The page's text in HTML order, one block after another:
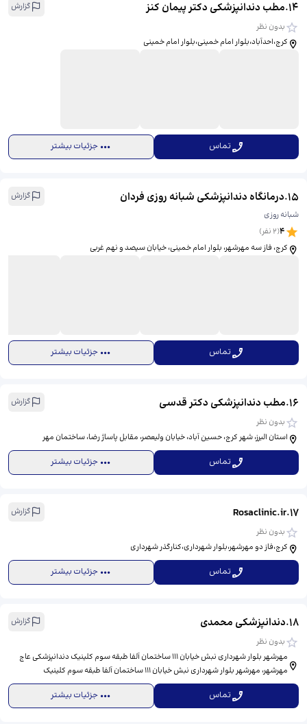
14
.مطب دندانپزشکی دکتر پیمان کنز
گزارش
بدون نظر
کرج،احدآباد،بلوار امام خمینی،بلوار امام خمینی
تماس جزئیات بیشتر
15
.درمانگاه دندانپزشکی شبانه روزی فردان
گزارش
شبانه روزی
4
(
2نفر)
کرج، فاز سه مهرشهر، بلوار امام خمینی، خیابان سیصد و نهم غربی
تماس جزئیات بیشتر
16
.مطب دندانپزشکی دکتر قدسی
گزارش
بدون نظر
استان البرز، شهر کرج، حسین آباد، خیابان ولیعصر، مقابل پاساژ رضا، ساختمان مهر
تماس جزئیات بیشتر
17
.
Rosaclinic.ir
گزارش
بدون نظر
کرج،فاز دو مهرشهر،بلوار شهرداری،کنار‌گذر شهرداری
تماس جزئیات بیشتر
18
.دندانپزشکی محمدی
گزارش
بدون نظر
مهرشهر بلوار شهرداری نبش خیابان ۱۱۱ ساختمان آلفا طبقه سوم کلینیک دندانپزشکی عاج
مهرشهر، ​مهرشهر بلوار شهرداری نبش خیابان ۱۱۱ ساختمان آلفا طبقه سوم کلینیک
داندانپزشکی عاج مهرشهر
تماس جزئیات بیشتر